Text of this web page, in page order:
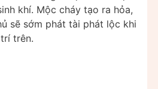
khí. Mộc cháy tạo ra hỏa,
sẽ sớm phát tài phát lộc khi
trên.